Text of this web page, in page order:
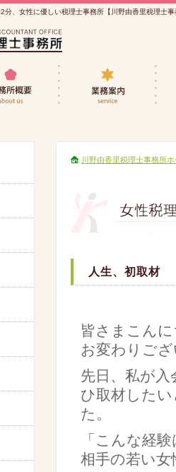
分、女性に優しい税理士事務所【川野由香里税理士事
士・川野由香里税理士事務所ホーム
事務所概要
川野由香里税理士事務所
人生、初取材
皆さまこん
お変わりご
先日、私が
ひ取材した
た。
「こんな経
相手の若い